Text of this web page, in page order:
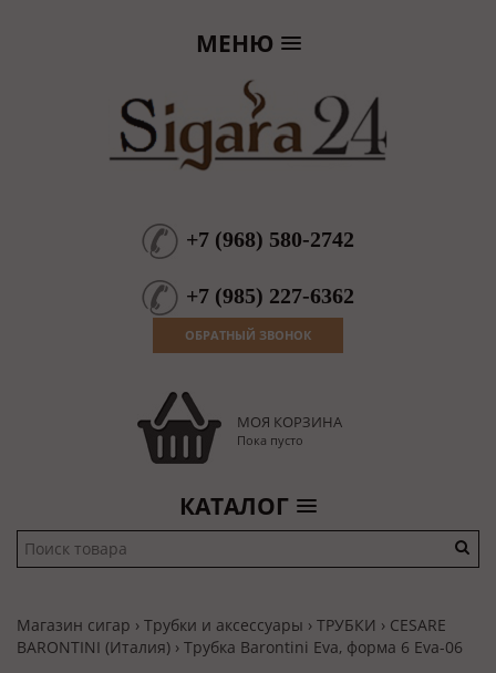
МЕНЮ
+7 (968) 580-2742
+7 (985) 227-6362
ОБРАТНЫЙ ЗВОНОК
МОЯ КОРЗИНА
Пока пусто
КАТАЛОГ
Магазин сигар › Трубки и аксессуары › ТРУБКИ › CESARE
BARONTINI (Италия) › Трубка Barontini Eva, форма 6 Eva-06